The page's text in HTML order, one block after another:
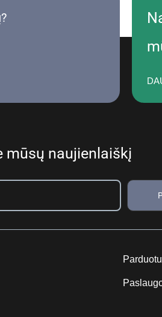
mūsų naujienlaiškį